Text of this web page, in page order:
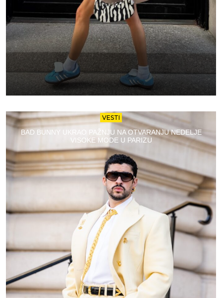
VESTI
BAD BUNNY UKRAO PAŽNJU NA OTVARANJU NEDELJE
VISOKE MODE U PARIZU